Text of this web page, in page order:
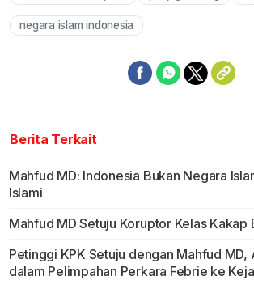
negara islam indonesia
Berita Terkait
Mahfud MD: Indonesia Bukan Negara
Islami
Mahfud MD Setuju Koruptor Kelas Kakap
Petinggi KPK Setuju dengan Mahfud MD,
dalam Pelimpahan Perkara Febrie ke